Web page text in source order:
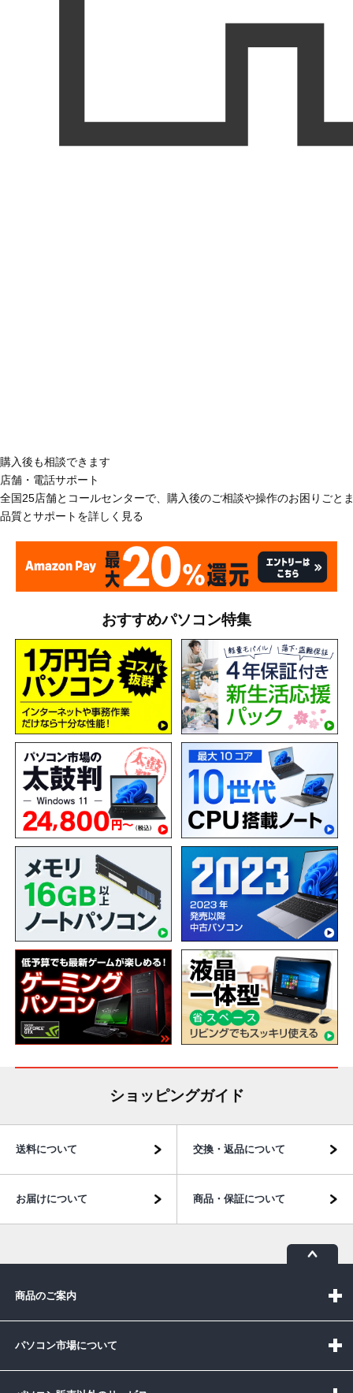
購入後も相談できます
店舗・電話サポート
全国25店舗とコールセンターで、購入後のご相談や操作のお困りごと
品質とサポートを詳しく見る
おすすめパソコン特集
ショッピングガイド
送料について 交換・返品について
お届けについて 商品・保証について
商品のご案内
パソコン市場について